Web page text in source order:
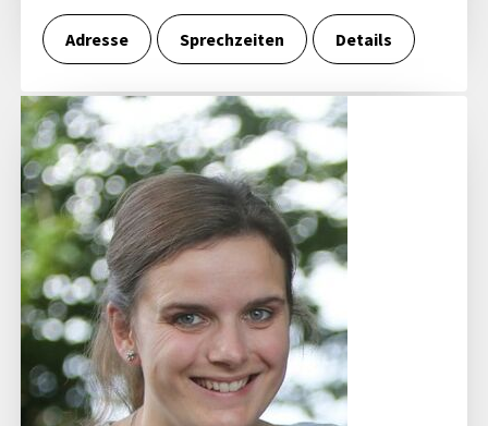
Adresse Sprechzeiten Details